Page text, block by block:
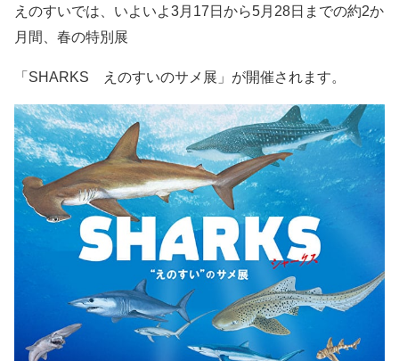
えのすいでは、いよいよ3月 17 日から5月 28日までの約2か
月間、 春の特別展
「 SHARKS えのすいのサメ展」が開催されます。